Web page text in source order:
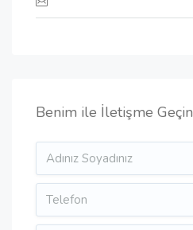
Benim ile İletişme Geçin